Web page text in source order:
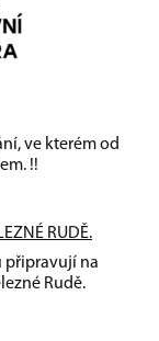
ve kterém od
!!
RUDĚ.
připravují na
Rudě.